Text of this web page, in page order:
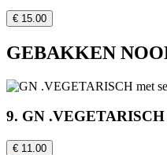
€ 15.00
GEBAKKEN
9. GN .VEGETARISCH
€ 11.00